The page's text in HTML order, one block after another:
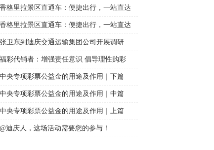
审通过人员名单公示
香格里拉景区直通车：便捷出行，一站直达
美景
香格里拉景区直通车：便捷出行，一站直达
美景
张卫东到迪庆交通运输集团公司开展调研
福彩代销者：增强责任意识 倡导理性购彩
中央专项彩票公益金的用途及作用｜下篇
中央专项彩票公益金的用途及作用｜中篇
中央专项彩票公益金的用途及作用｜上篇
@迪庆人，这场活动需要您的参与！